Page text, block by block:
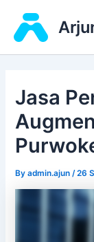
content
Jasa
Byadmin.ajun /26